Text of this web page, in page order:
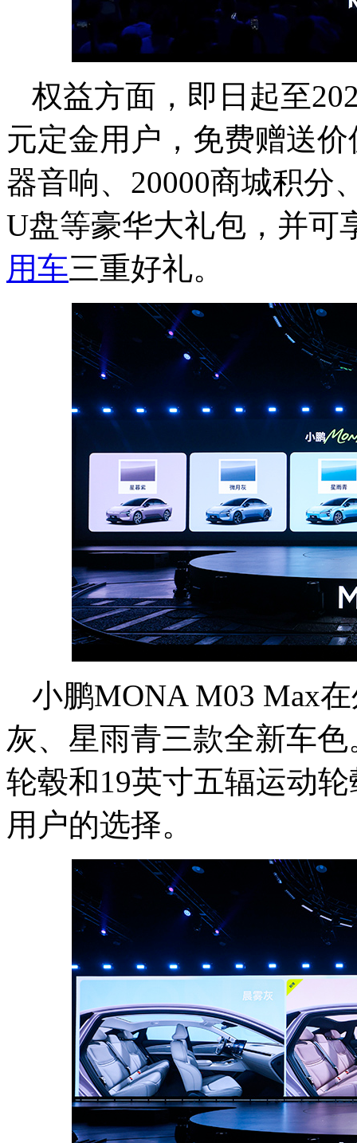
权益方面，即日起至
元定金用户，免费赠送价
器音响、20000商城积分
U盘等豪华大礼包，并可
用车三重好礼。
小鹏MONA M03 Max
灰、星雨青三款全新车
轮毂和19英寸五辐运动
用户的选择。